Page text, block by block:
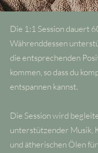
Die 1:1 Session dauert
Währenddessen
die entsprechenden
kommen, so dass du
entspannen kannst.
Die Session wird
unterstützender Musik,
und ätherischen Ölen